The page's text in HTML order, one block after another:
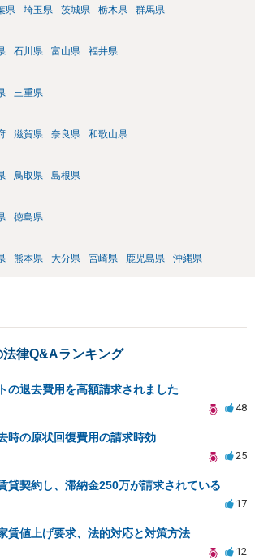
県 埼玉県 茨城県 栃木県 群馬県
石川県 富山県 福井県
三重県
滋賀県 奈良県 和歌山県
鳥取県 島根県
徳島県
熊本県 大分県 宮崎県 鹿児島県 沖縄県
律Q&Aランキング
の退去費用を高額請求されました
48
時の原状回復費用の請求時効
25
貸契約し、滞納金250万が請求されている
17
賃値上げ要求、法的対応と対策方法
12